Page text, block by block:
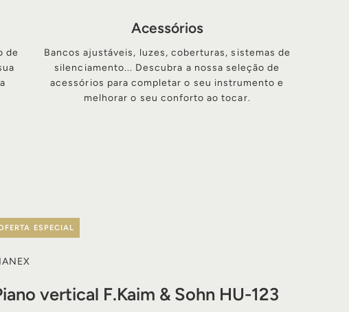
de
Acessórios
Bancos ajustáveis, luzes, coberturas, sistemas de
silenciamento... Descubra a nossa seleção de
acessórios para completar o seu instrumento e
melhorar o seu conforto ao tocar.
ESPECIAL
vertical F.Kaim & Sohn HU-123